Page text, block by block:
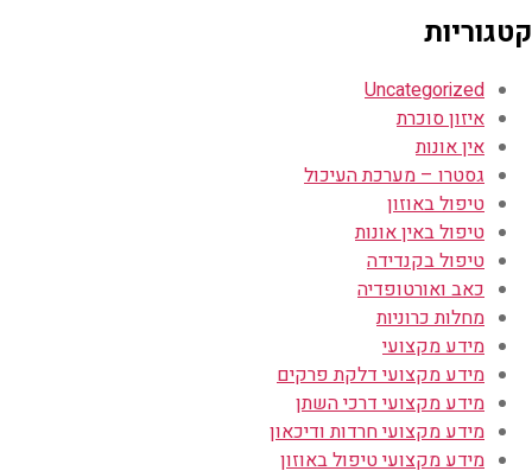
קטגוריות
Uncategorized
איזון סוכרת
אין אונות
גסטרו – מערכת העיכול
טיפול באוזון
טיפול באין אונות
טיפול בקנדידה
כאב ואורטופדיה
מחלות כרוניות
מידע מקצועי
מידע מקצועי דלקת פרקים
מידע מקצועי דרכי השתן
מידע מקצועי חרדות ודיכאון
מידע מקצועי טיפול באוזון